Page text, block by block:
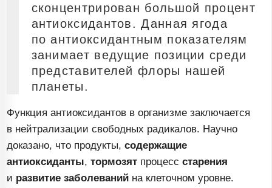
сконцентрирован большой процент
антиоксидантов. Данная ягода
по антиоксидантным показателям
занимает ведущие позиции среди
представителей флоры нашей
планеты.
Функция антиоксидантов в организме заключается
в нейтрализации свободных радикалов. Научно
доказано, что продукты,содержащие
антиоксиданты,тормозят процессстарения
и развитие заболеваний на клеточном уровне.